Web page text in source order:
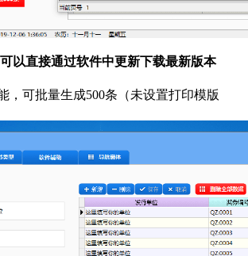
以直接通过软件中更新下载最新版本
，可批量生成500条（未设置打印模版